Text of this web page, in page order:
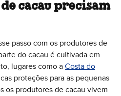
cacau precisam
passo com os produtores de
do cacau é cultivada em
lugares como a Costa do
proteções para as pequenas
os produtores de cacau vivem